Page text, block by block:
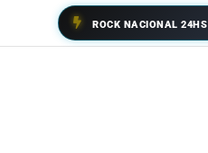
ROCK NACIONAL 24HS